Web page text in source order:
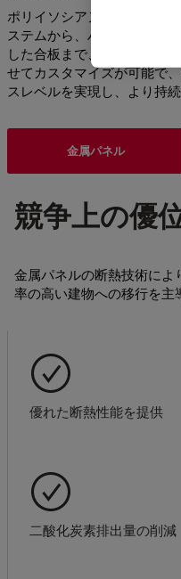
ポリイソシアヌレートおよ
ステムから、ハロゲンを含
した合板まで、ダウの広範
せてカスタマイズが可能で
スレベルを実現し、より持
金属パネル
競争上の優
金属パネルの断熱技術に
率の高い建物への移行を主
優れた断熱性能を提供
二酸化炭素排出量の削減